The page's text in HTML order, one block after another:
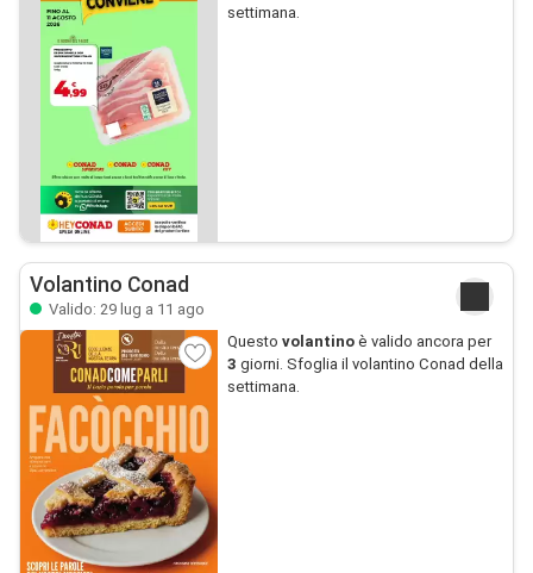
settimana.
Volantino Conad
Valido: 29 lug a 11 ago
Questo volantinoè valido ancora per
3 giorni. Sfoglia il volantino Conad della
settimana.